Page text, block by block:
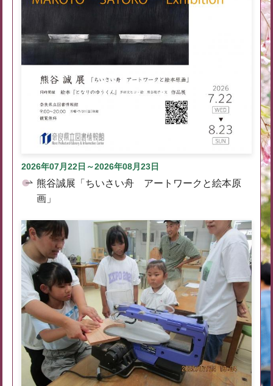
2026年07月22日～2026年08月23日
熊谷誠展「ちいさい舟 アートワークと絵本原
画」